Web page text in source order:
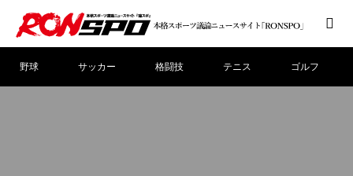
野球 サッカー 格闘技 テニス ゴルフ